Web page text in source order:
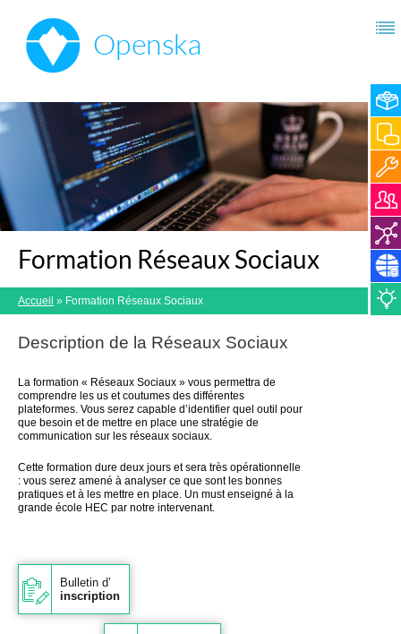
Formation Réseaux Sociaux
Accueil » Formation Réseaux Sociaux
Description de la Réseaux Sociaux
La formation « Réseaux Sociaux » vous permettra de
comprendre les us et coutumes des différentes
plateformes. Vous serez capable d’identifier quel outil pour
que besoin et de mettre en place une stratégie de
communication sur les réseaux sociaux.
Cette formation dure deux jours et sera très opérationnelle
: vous serez amené à analyser ce que sont les bonnes
pratiques et à les mettre en place. Un must enseigné à la
grande école HEC par notre intervenant.
Bulletin d’
inscription